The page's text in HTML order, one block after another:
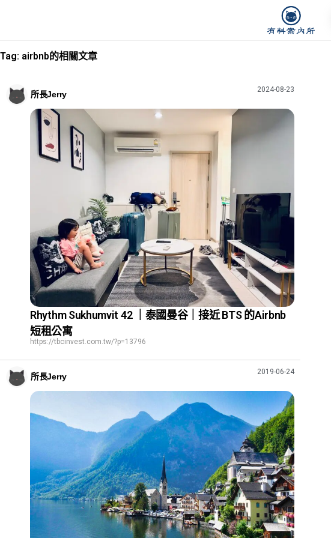
Tag: airbnb的相關文章
所長Jerry
2024-08-23
Rhythm Sukhumvit 42 ｜泰國曼谷｜接近 BTS 的Airbnb
短租公寓
https://tbcinvest.com.tw/?p=13796
所長Jerry
2019-06-24